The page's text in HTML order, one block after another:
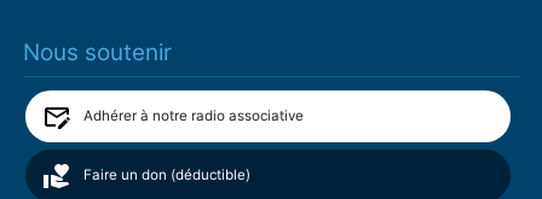
Nous soutenir
Adhérer à notre radio associative
Faire un don (déductible)